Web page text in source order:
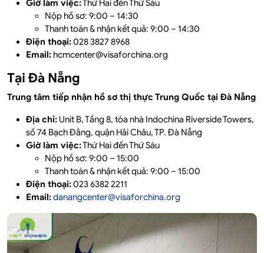
Giờ làm việc:Thứ Hai đến Thứ Sáu
Nộp hồ sơ: 9:00 – 14:30
Thanh toán & nhận kết quả: 9:00 – 14:30
Điện thoại:028 3827 8968
Email: hcmcenter@visaforchina.org
Tại Đà Nẵng
Trung tâm tiếp nhận hồ sơ thị thực Trung Quốc tại Đà Nẵng
Địa chỉ: Unit B, Tầng 8, tòa nhà Indochina Riverside Towers,
số 74 Bạch Đằng, quận Hải Châu, TP. Đà Nẵng
Giờ làm việc:Thứ Hai đến Thứ Sáu
Nộp hồ sơ: 9:00 – 15:00
Thanh toán & nhận kết quả: 9:00 – 15:00
Điện thoại:023 6382 2211
Email:danangcenter@visaforchina.org